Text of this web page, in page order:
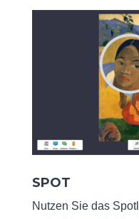
SPOT
Nutzen Sie das